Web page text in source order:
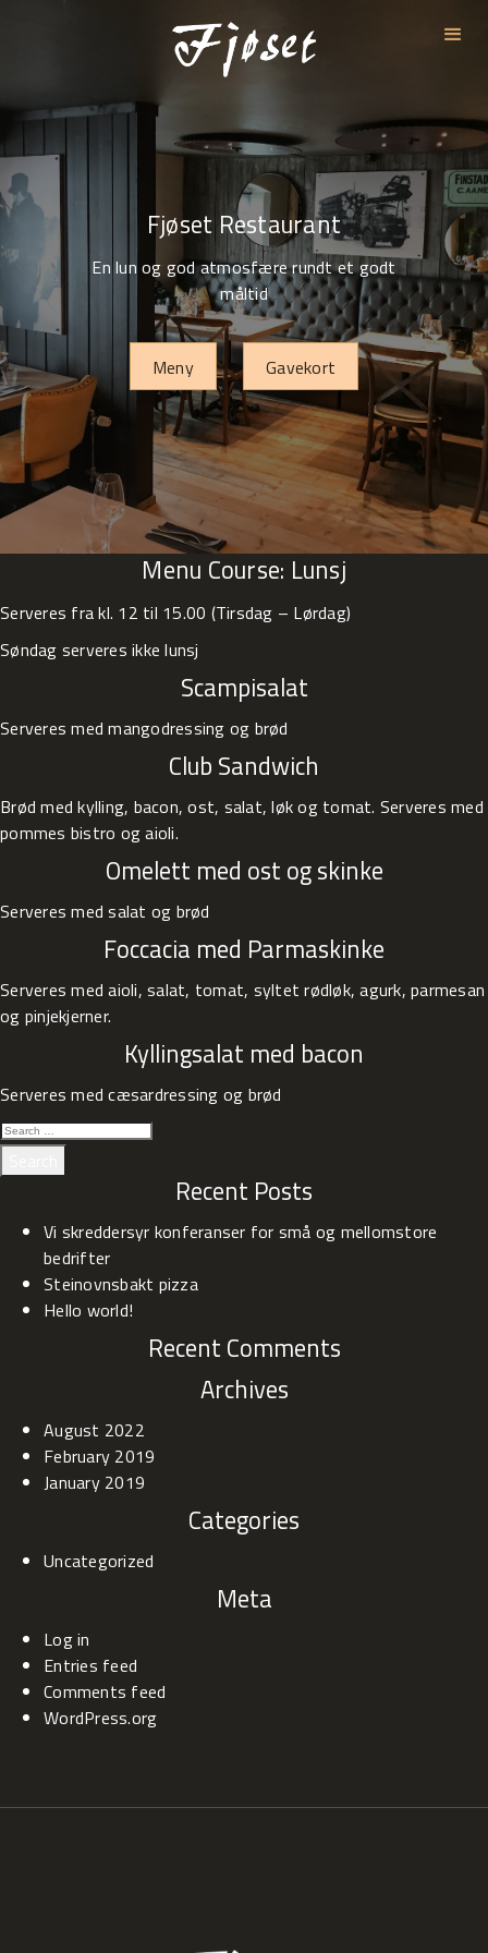
Fjøset Restaurant
En lun og god atmosfære rundt et godt
måltid
Meny Gavekort
Menu Course: Lunsj
Serveres fra kl. 12 til 15.00 (Tirsdag – Lørdag)
Søndag serveres ikke lunsj
Scampisalat
Serveres med mangodressing og brød
Club Sandwich
Brød med kylling, bacon, ost, salat, løk og tomat. Serveres med
pommes bistro og aioli.
Omelett med ost og skinke
Serveres med salat og brød
Foccacia med Parmaskinke
Serveres med aioli, salat, tomat, syltet rødløk, agurk, parmesan
og pinjekjerner.
Kyllingsalat med bacon
Serveres med cæsardressing og brød
SEARCH
Recent Posts
Vi skreddersyr konferanser for små og mellomstore
bedrifter
Steinovnsbakt pizza
Hello world!
Recent Comments
Archives
August 2022
February 2019
January 2019
Categories
Uncategorized
Meta
Log in
Entries feed
Comments feed
WordPress.org